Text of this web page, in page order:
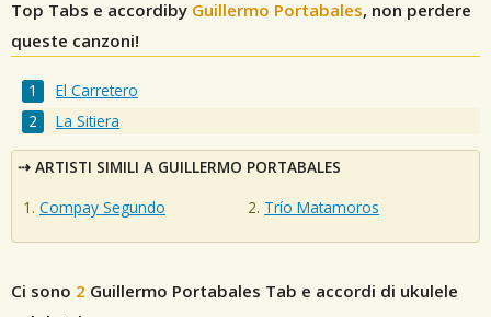
Top Tabs e accordiby Guillermo Portabales, non perdere
queste canzoni!
El Carretero
La Sitiera
ARTISTI SIMILI A GUILLERMO PORTABALES
Compay Segundo
Trío Matamoros
Ci sono 2 Guillermo Portabales Tab e accordi di ukulele